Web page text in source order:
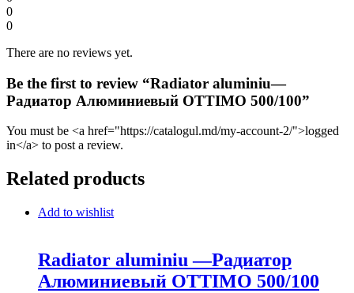
0
0
There are no reviews yet.
Be the first to review “Radiator aluminiu—
Радиатор Алюминиевый OTTIMO 500/100”
You must be <a href="https://catalogul.md/my-account-2/">logged
in</a> to post a review.
Related products
Add to wishlist
Radiator aluminiu —Радиатор
Алюминиевый OTTIMO 500/100